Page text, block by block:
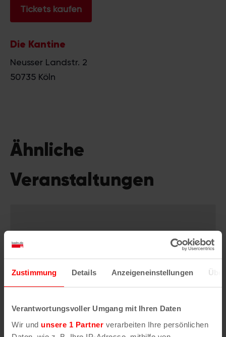
Zustimmung Details Anzeigeneinstellungen
Verantwortungsvoller Umgang mit Ihren Daten
Wir und unsere 1 Partner verarbeiten Ihre persönlichen
Tickets kaufen
Die Kantine
Neusser Landstr. 2
50735 Köln
Ähnliche
Veranstaltungen